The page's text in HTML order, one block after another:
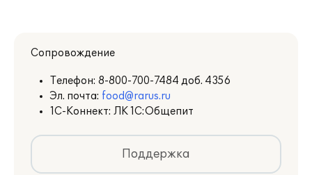
пользователя или группы
прав доступа и индивидуальных
настроек
Сопровождение
Телефон: 8-800-700-7484 доб. 4356
Эл. почта: food@rarus.ru
1С-Коннект: ЛК 1С:Общепит
Поддержка